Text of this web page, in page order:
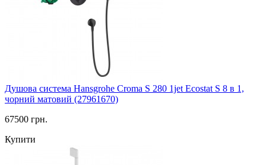
Душова система Hansgrohe Croma S 280 1jet Ecostat S 8 в 1,
чорний матовий (27961670)
67500 грн.
Купити